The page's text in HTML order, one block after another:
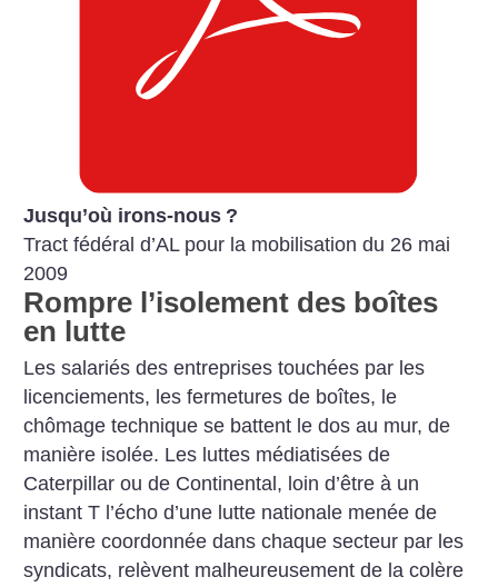
Jusqu’où irons-nous ?
Tract fédéral d’AL pour la mobilisation du 26 mai
2009
Rompre l’isolement des boîtes
en lutte
Les salariés des entreprises touchées par les
licenciements, les fermetures de boîtes, le
chômage technique se battent le dos au mur, de
manière isolée. Les luttes médiatisées de
Caterpillar ou de Continental, loin d’être à un
instant T l’écho d’une lutte nationale menée de
manière coordonnée dans chaque secteur par les
syndicats, relèvent malheureusement de la colère